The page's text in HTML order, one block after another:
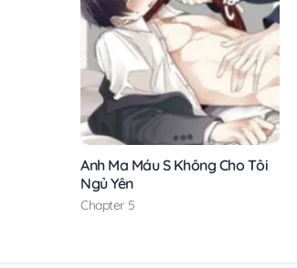
Anh Ma Máu S Không Cho Tôi
Ngủ Yên
Chapter 5